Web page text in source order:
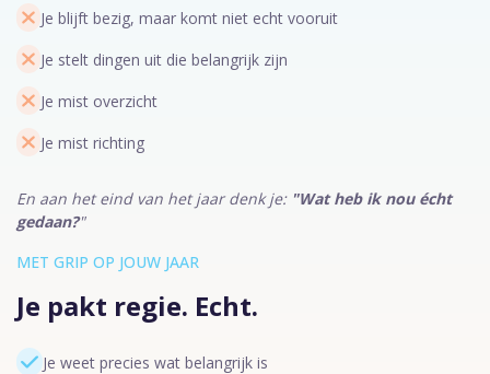
Je blijft bezig, maar komt niet echt vooruit
Je stelt dingen uit die belangrijk zijn
Je mist overzicht
Je mist richting
En aan het eind van het jaar denk je: "Wat heb ik nou écht
gedaan?"
MET GRIP OP JOUW JAAR
Je pakt regie. Echt.
Je weet precies wat belangrijk is